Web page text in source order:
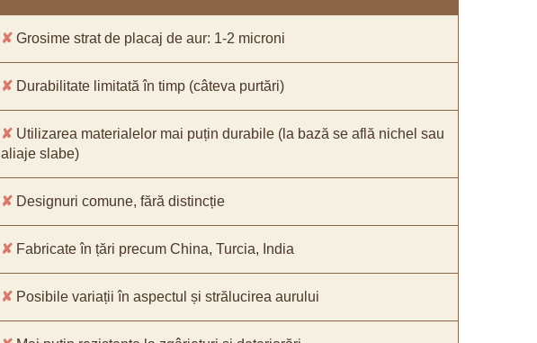
✘ Grosime strat de placaj de aur: 1-2 microni
✘ Durabilitate limitată în timp (câteva purtări)
✘ Utilizarea materialelor mai puțin durabile (la bază se află nichel sau
aliaje slabe)
✘ Designuri comune, fără distincție
✘ Fabricate în țări precum China, Turcia, India
✘ Posibile variații în aspectul și strălucirea aurului